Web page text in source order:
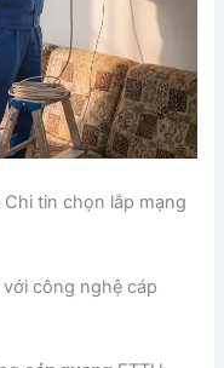
tin chọn lắp mạng
công nghệ cáp